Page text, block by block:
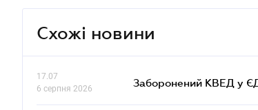
Схожі новини
17.07
6 серпня 2026
Заборонений КВЕД у